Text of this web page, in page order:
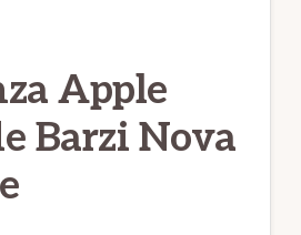
Apple
Barzi Nova